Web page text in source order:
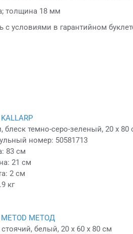
толщина 18 мм
с условиями в гарантийном
блеск темно-серо-зеленый, 20 x 80
номер: 50581713
83 см
21 см
2 см
кг
МЕТОД
белый, 20 x 60 x 80 см